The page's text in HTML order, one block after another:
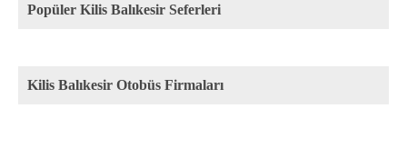
Popüler Kilis Balıkesir Seferleri
Kilis Balıkesir Otobüs Firmaları